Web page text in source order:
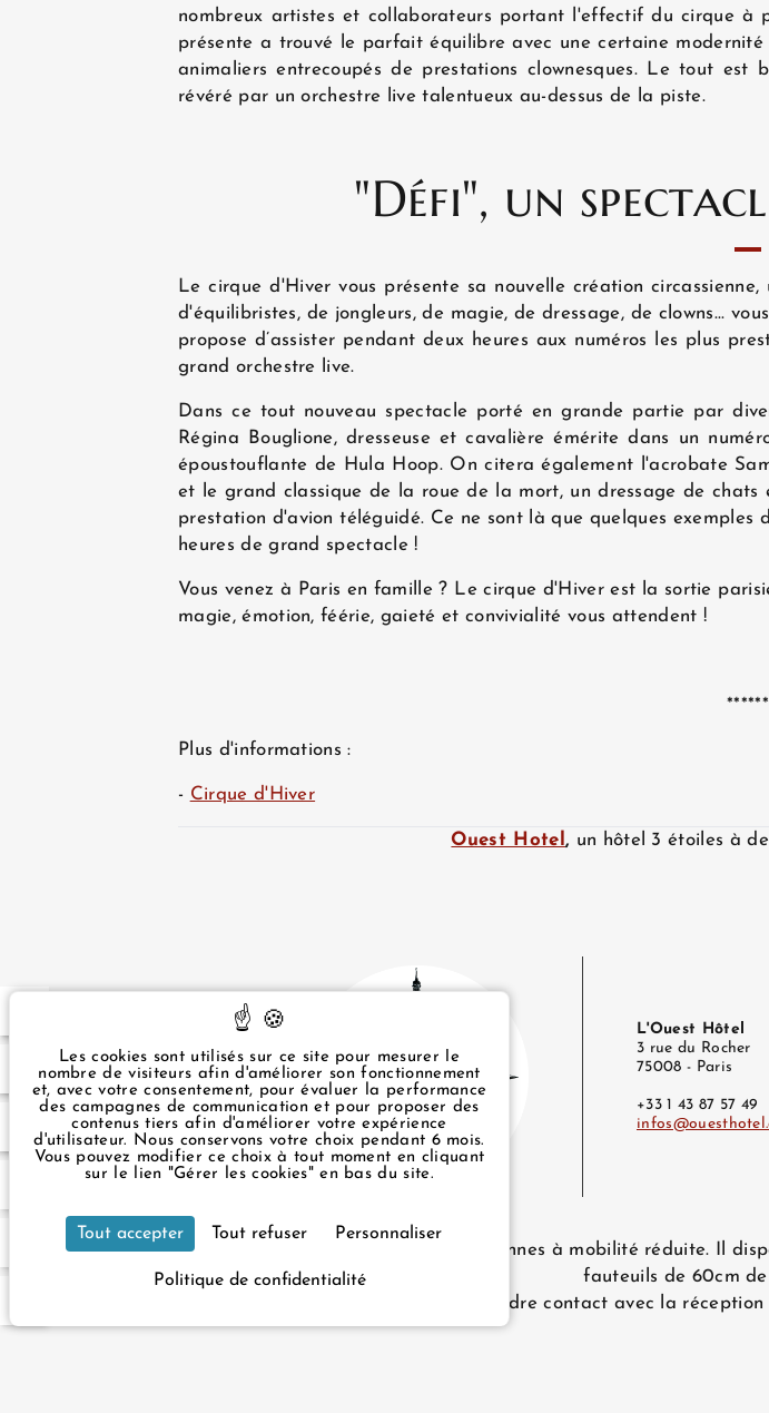
GALERIE PHOTOS
+33 1 43 87 57 49 infos@ouesthotel.com
nombreux artistes et collaborateurs portant l'effectif du cirque à
présente a trouvé le parfait équilibre avec une certaine
animaliers entrecoupés de prestations clownesques. Le tout
révéré par un orchestre live talentueux au-dessus de la piste.
"Défi", un
Le cirque d'Hiver vous présente sa nouvelle création
d'équilibristes, de jongleurs, de magie, de dressage, de clowns...
propose d’assister pendant deux heures aux numéros les plus
grand orchestre live.
Dans ce tout nouveau spectacle porté en grande partie par
Régina Bouglione, dresseuse et cavalière émérite dans un
époustouflante de Hula Hoop. On citera également l'acrobate
et le grand classique de la roue de la mort, un dressage de
prestation d'avion téléguidé. Ce ne sont là que quelques
heures de grand spectacle !
Vous venez à Paris en famille ? Le cirque d'Hiver est la sortie
magie, émotion, féérie, gaieté et convivialité vous attendent !
******
Plus d'informations :
- Cirque d'Hiver
Ouest Hotel , un hôtel 3 étoiles à
L'Ouest Hôtel
3 rue du Rocher
75008 - Paris
+33 1 43 87 57 49
Notre hôtel est accessible aux personnes à mobilité réduite. Il
fauteuils de 60cm
Pour votre réservation, veuillez prendre contact avec la
Les cookies sont utilisés sur ce site pour mesurer le
nombre de visiteurs afin d'améliorer son fonctionnement
et, avec votre consentement, pour évaluer la performance
des campagnes de communication et pour proposer des
contenus tiers afin d'améliorer votre expérience
d'utilisateur. Nous conservons votre choix pendant 6 mois.
Vous pouvez modifier ce choix à tout moment en cliquant
sur le lien "Gérer les cookies" en bas du site.
Tout accepter Tout refuser Personnaliser
Politique de confidentialité